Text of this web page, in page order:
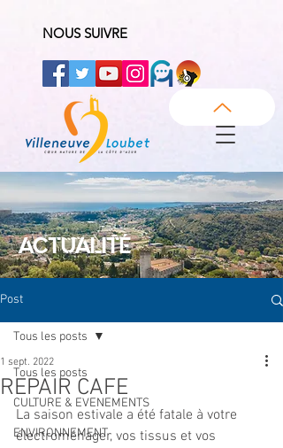
NOUS SUIVRE
ACTUALITÉ
Post
Tous les posts
CULTURE & EVENEMENTS
ENVIRONNEMENT
Tous les posts
REPAIR CAFE
1 sept. 2022
La saison estivale a été fatale à votre
électroménager, vos tissus et vos